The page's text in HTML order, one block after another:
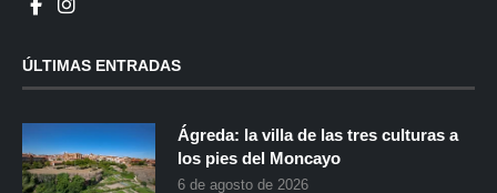
ÚLTIMAS ENTRADAS
Ágreda: la villa de las tres culturas a
los pies del Moncayo
6 de agosto de 2026